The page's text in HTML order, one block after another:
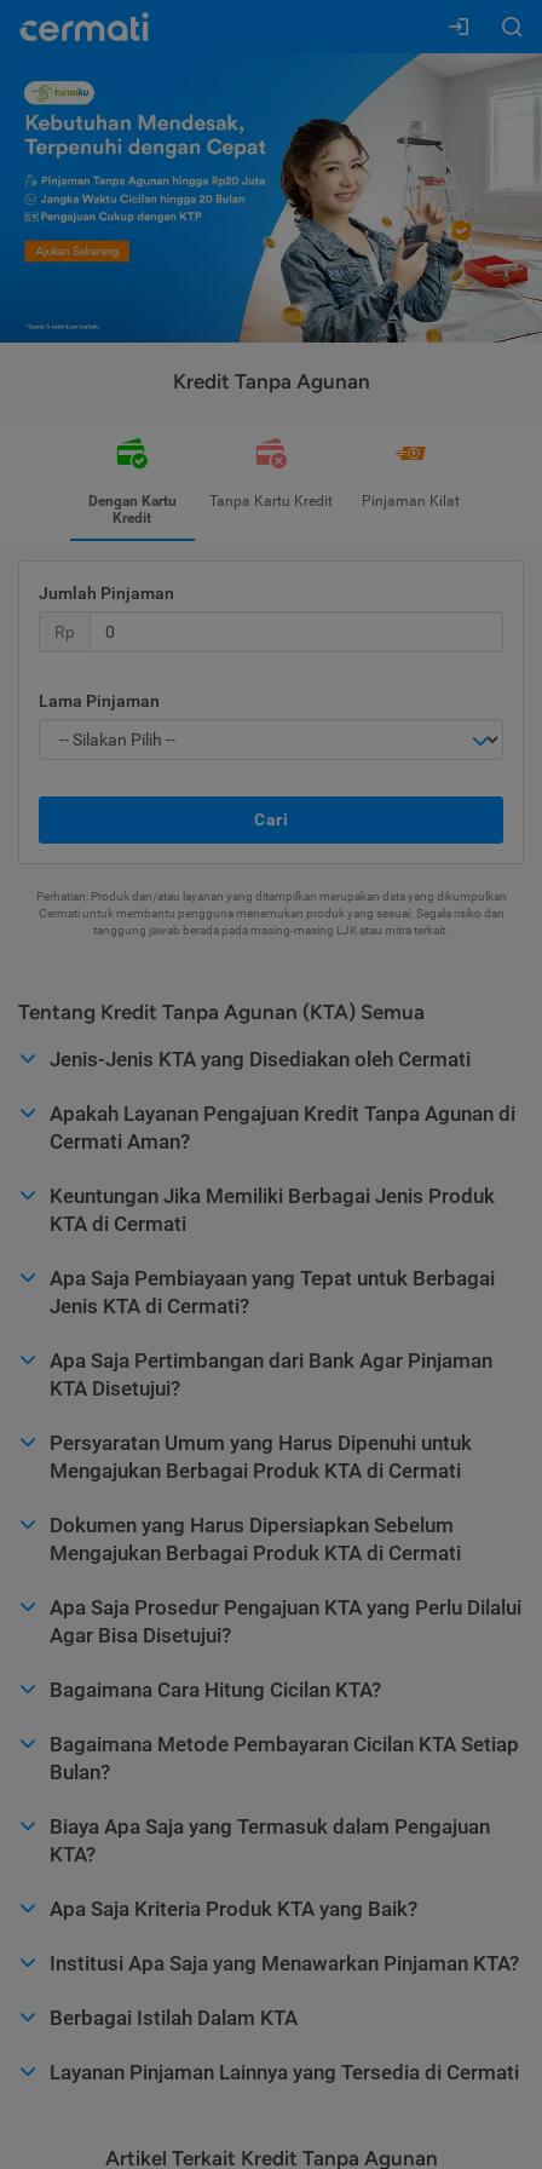
Kredit Tanpa Agunan
Dengan Kartu
Kredit
Tanpa Kartu Kredit Pinjaman Kilat
Jumlah Pinjaman
Rp
Lama Pinjaman
Cari
Perhatian: Produk dan/atau layanan yang ditampilkan merupakan data yang dikumpulkan
Cermati untuk membantu pengguna menemukan produk yang sesuai. Segala risiko dan
tanggung jawab berada pada masing-masing LJK atau mitra terkait.
Tentang Kredit Tanpa Agunan (KTA) Semua
Jenis-Jenis KTA yang Disediakan oleh Cermati
Apakah Layanan Pengajuan Kredit Tanpa Agunan di
Cermati Aman?
Keuntungan Jika Memiliki Berbagai Jenis Produk
KTA di Cermati
Apa Saja Pembiayaan yang Tepat untuk Berbagai
Jenis KTA di Cermati?
Apa Saja Pertimbangan dari Bank Agar Pinjaman
KTA Disetujui?
Persyaratan Umum yang Harus Dipenuhi untuk
Mengajukan Berbagai Produk KTA di Cermati
Dokumen yang Harus Dipersiapkan Sebelum
Mengajukan Berbagai Produk KTA di Cermati
Apa Saja Prosedur Pengajuan KTA yang Perlu Dilalui
Agar Bisa Disetujui?
Bagaimana Cara Hitung Cicilan KTA?
Bagaimana Metode Pembayaran Cicilan KTA Setiap
Bulan?
Biaya Apa Saja yang Termasuk dalam Pengajuan
KTA?
Apa Saja Kriteria Produk KTA yang Baik?
Institusi Apa Saja yang Menawarkan Pinjaman KTA?
Berbagai Istilah Dalam KTA
Layanan Pinjaman Lainnya yang Tersedia di Cermati
Artikel Terkait Kredit Tanpa Agunan